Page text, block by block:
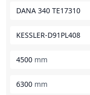
DANA 340 TE17310
KESSLER-D91PL408
4500 mm
6300 mm